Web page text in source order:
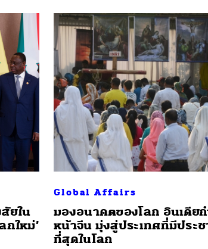
ยใน
ใหม่’
Global Affairs
มองอนาคตของโลก อินเดีย
หน้าจีน มุ่งสู่ประเทศที่มีประ
ที่สุดในโลก